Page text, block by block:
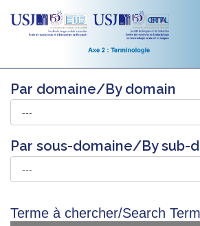
Par domaine/By domain
Par sous-domaine/By sub-
Terme à chercher/Search Term